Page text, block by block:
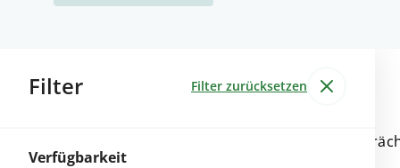
Filter Filter zurücksetzen
Verfügbarkeit
25 Inserate
Zuverkaufen diverse